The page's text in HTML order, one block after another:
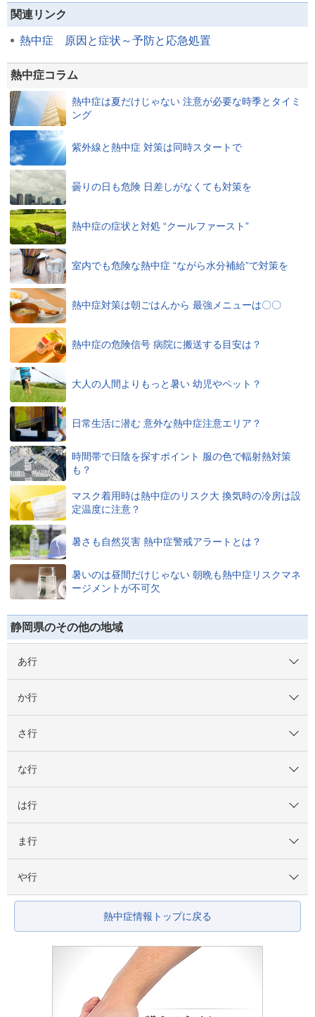
関連リンク
熱中症 原因と症状～予防と応急処置
熱中症コラム
熱中症は夏だけじゃない 注意が必要な時季とタイミ
ング
紫外線と熱中症 対策は同時スタートで
曇りの日も危険 日差しがなくても対策を
熱中症の症状と対処 “クールファースト”
室内でも危険な熱中症 “ながら水分補給”で対策を
熱中症対策は朝ごはんから 最強メニューは〇〇
熱中症の危険信号 病院に搬送する目安は？
大人の人間よりもっと暑い 幼児やペット？
日常生活に潜む 意外な熱中症注意エリア？
時間帯で日陰を探すポイント 服の色で輻射熱対策
も？
マスク着用時は熱中症のリスク大 換気時の冷房は設
定温度に注意？
暑さも自然災害 熱中症警戒アラートとは？
暑いのは昼間だけじゃない 朝晩も熱中症リスクマネ
ージメントが不可欠
静岡県のその他の地域
あ行
か行
さ行
な行
は行
ま行
や行
熱中症情報トップに戻る